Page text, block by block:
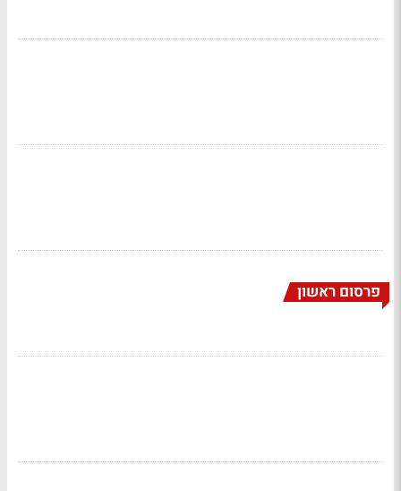
פרסום ראשון